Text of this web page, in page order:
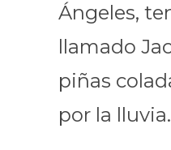
Ángeles,
llamado
piñas
por la